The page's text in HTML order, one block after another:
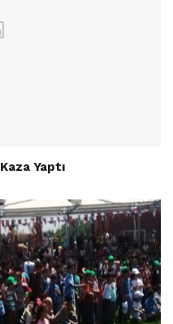
Yaptı